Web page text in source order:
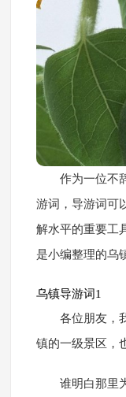
作为一位不
游词，导游词可
解水平的重要工
是小编整理的乌
乌镇导游词1
各位朋友，
镇的一级景区，
谁明白那里